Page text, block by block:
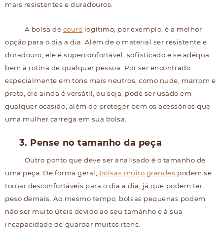
mais resistentes e duradouros.
A bolsa de couro legítimo, por exemplo, é a melhor
opção para o dia a dia. Além de o material ser resistente e
duradouro, ele é superconfortável, sofisticado e se adéqua
bem à rotina de qualquer pessoa. Por ser encontrado
especialmente em tons mais neutros, como nude, marrom e
preto, ele ainda é versátil, ou seja, pode ser usado em
qualquer ocasião, além de proteger bem os acessórios que
uma mulher carrega em sua bolsa.
3. Pense no tamanho da peça
Outro ponto que deve ser analisado é o tamanho de
uma peça. De forma geral, bolsas muito grandes podem se
tornar desconfortáveis para o dia a dia, já que podem ter
peso demais. Ao mesmo tempo, bolsas pequenas podem
não ser muito úteis devido ao seu tamanho e à sua
incapacidade de guardar muitos itens.